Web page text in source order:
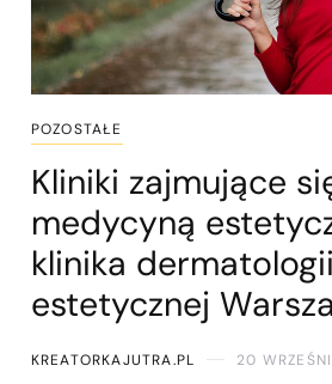
POZOSTAŁE
Kliniki zajmujące
medycyną
klinika dermatologii
estetycznej
KREATORKAJUTRA.PL 20